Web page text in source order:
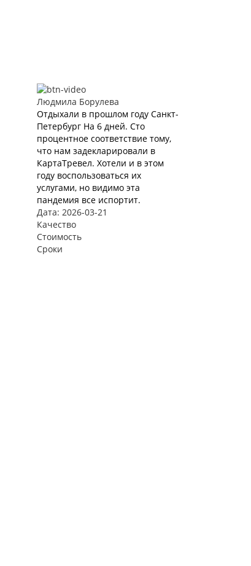
Людмила Борулева
Отдыхали в прошлом году Санкт-
Петербург На 6 дней. Сто
процентное соответствие тому,
что нам задекларировали в
КартаТревел. Хотели и в этом
году воспользоваться их
услугами, но видимо эта
пандемия все испортит.
Дата: 2026-03-21
Качество
Стоимость
Сроки